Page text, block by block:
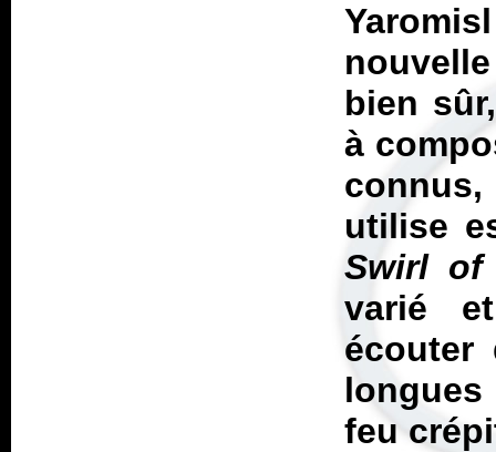
bien
à
utilise
Swirl of
varié
écouter
longues
feu